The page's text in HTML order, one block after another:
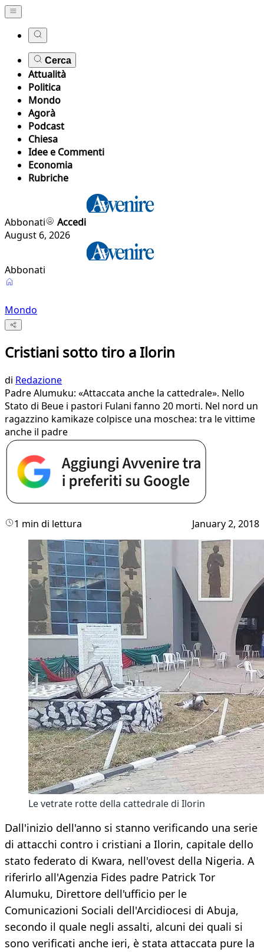
Cerca
Attualità
Politica
Mondo
Agorà
Podcast
Chiesa
Idee e Commenti
Economia
Rubriche
Abbonati
Accedi
August 6, 2026
Abbonati
Mondo
Cristiani sotto tiro a Ilorin
di Redazione
Padre Alumuku: «Attaccata anche la cattedrale». Nello
Stato di Beue i pastori Fulani fanno 20 morti. Nel nord un
ragazzino kamikaze colpisce una moschea: tra le vittime
anche il padre
1 min di lettura January 2, 2018
Le vetrate rotte della cattedrale di Ilorin
Dall'inizio dell'anno si stanno verificando una serie
di attacchi contro i cristiani a Ilorin, capitale dello
stato federato di Kwara, nell'ovest della Nigeria. A
riferirlo all'Agenzia Fides padre Patrick Tor
Alumuku, Direttore dell'ufficio per le
Comunicazioni Sociali dell'Arcidiocesi di Abuja,
secondo il quale negli assalti, alcuni dei quali si
sono verificati anche ieri, è stata attaccata pure la